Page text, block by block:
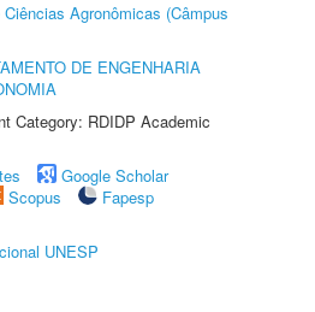
Agronômicas (Câmpus
DE ENGENHARIA
Category: RDIDP Academic
Google Scholar
Scopus
Fapesp
UNESP